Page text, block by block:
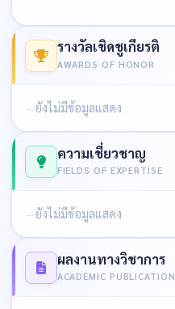
รางวัลเชิดชูเกียรติ
AWARDS OF HONOR
ยังไม่มีข้อมูลแสดง
ความเชี่ยวชาญ
FIELDS OF EXPERTISE
ยังไม่มีข้อมูลแสดง
ผลงานทางวิชาการ
ACADEMIC PUBLICATION